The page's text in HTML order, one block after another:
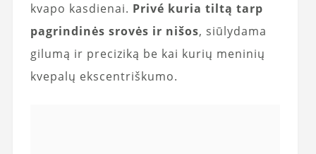
kvapo kasdienai. Privé kuria tiltą tarp
pagrindinės srovės ir nišos, siūlydama
gilumą ir preciziką be kai kurių meninių
kvepalų ekscentriškumo.